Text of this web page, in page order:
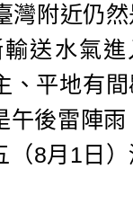
灣附近仍然
送水氣進
、平地有間
午後雷陣雨
（8月1日